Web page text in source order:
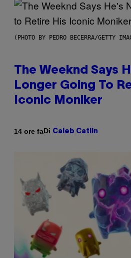
(PHOTO BY PEDRO BECERRA/GETTY
The Weeknd Says
Longer Going To
Iconic Moniker
14 ore faDi Caleb Catlin